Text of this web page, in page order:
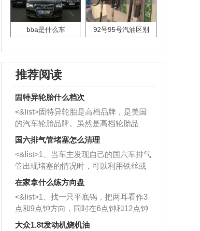
bba是什么车 92号95号汽油区别
推荐阅读
固特异轮胎什么档次
<&list>固特异轮胎是高档品牌，是美国
的汽车轮胎品牌。虽然是高档轮胎品
牌，但是中高低端的轮胎都有生产，这
也是为了更好的开拓市场。
国六排气管堵塞怎么清理
<&list>1、当车主发现自己的国六车排气
管出现堵塞的情况时，可以利用铁丝或
者是细棍，直接将杂物给取出来，如果
堵塞情况比较严重，也可以采取应急措
施。 <&list>2、直接利用木棍将所有的
杂物推到排气管里面的位置处，然后将
三元催化器拆解开，就可以将堵塞的东
在家拿什么练方向盘
<&list>1、找一只平底锅，把两耳看作3
点和9点钟方向，同时在6点钟和12点钟
方向做一个标记。 <&list>2、双手握住
大众1.8t发动机烧机油